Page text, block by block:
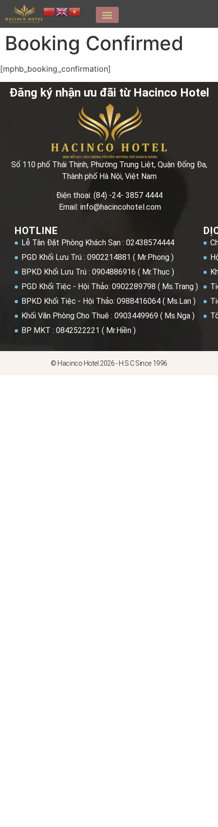
Booking Confirmed
[mphb_booking_confirmation]
Đăng ký nhận ưu đãi từ Hacinco Hotel
Số 110 phố Thái Thịnh, Phường Trung Liệt, Quận Đống Đa,
Thành phố Hà Nội, Việt Nam
Điện thoại: (84) -24- 3857 4444
Email: info@hacincohotel.com
HOTLINE
Lễ Tân Đặt Phòng Khách Sạn : 02438574444
PGD Khối Lưu Trú : 0902214881 ( Mr.Phong )
BPKD Khối Lưu Trú : 0904886916 ( Mr.Thục )
PGD Khối Tiệc - Hội Thảo: 0902289798 ( Ms.Trang )
BPKD Khối Tiệc - Hội Thảo: 0988416064 ( Ms.Lan )
Khối Văn Phòng Cho Thuê : 0903449969 ( Ms.Nga )
BP MKT : 0842522221 ( Mr.Hiền )
© Hacinco Hotel 2026 - H.S.C Since 1996